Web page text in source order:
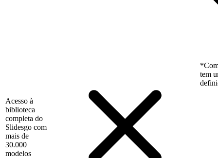
tem
Acesso à
biblioteca
completa do
Slidesgo com
mais de
30.000
modelos